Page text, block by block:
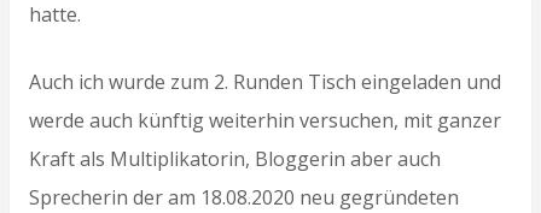
hatte.
Auch ich wurde zum 2. Runden Tisch eingeladen und
werde auch künftig weiterhin versuchen, mit ganzer
Kraft als Multiplikatorin, Bloggerin aber auch
Sprecherin der am 18.08.2020 neu gegründeten